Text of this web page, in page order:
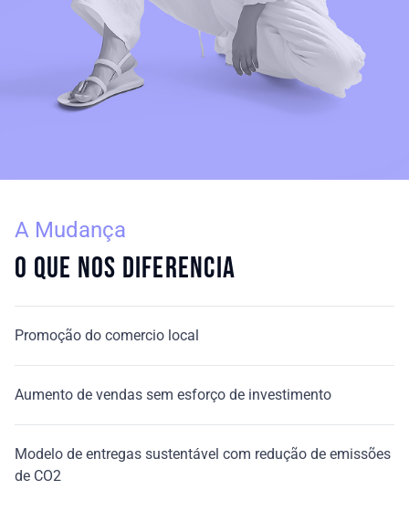
A Mudança
O que nos diferencia
Promoção do comercio local
Aumento de vendas sem esforço de investimento
Modelo de entregas sustentável com redução de emissões
de CO2